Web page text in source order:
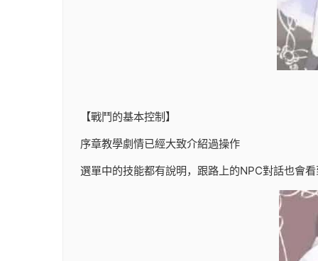
【戰鬥的基本控制】
序章教學劇情已經大致介紹過操作
選單中的技能都有說明，跟路上的NPC對話也會